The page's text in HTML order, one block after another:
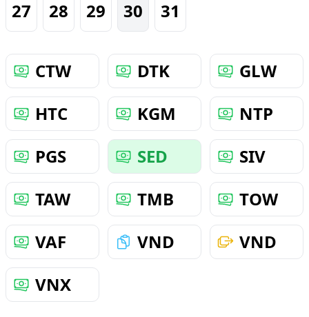
27 28 29 30 31
CTW DTK
GLW
HTC
KGM
NTP
PGS
SED
SIV
TAW
TMB
TOW
VAF
VND
VND
VNX